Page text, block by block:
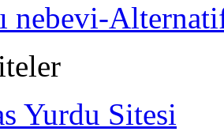
nebevi-
Yurdu Sitesi